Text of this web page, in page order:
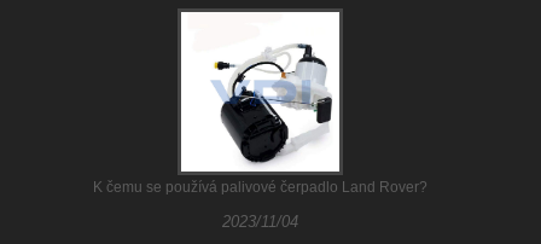
K čemu se používá palivové čerpadlo Land Rover?
2023/11/04